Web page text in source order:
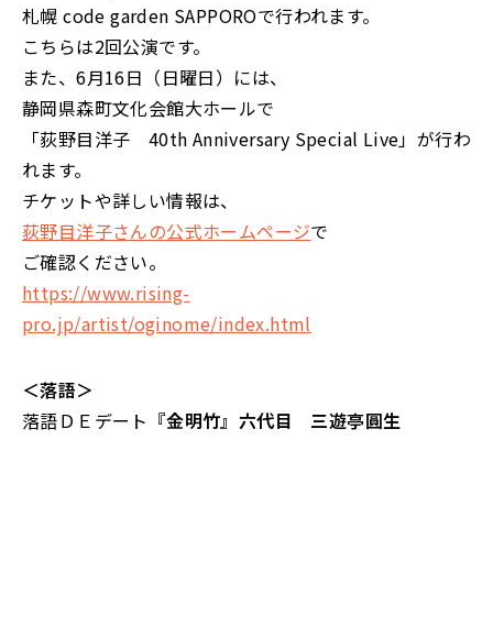
札幌 code garden SAPPOROで行われます。
こちらは2回公演です。
また、6月16日（日曜日）には、
静岡県森町文化会館大ホールで
「荻野目洋子 40th Anniversary Special Live」が行わ
れます。
チケットや詳しい情報は、
荻野目洋子さんの公式ホームページで
ご確認ください。
https://www.rising-
pro.jp/artist/oginome/index.html
＜落語＞
落語ＤＥデート 『金明竹』六代目 三遊亭圓生